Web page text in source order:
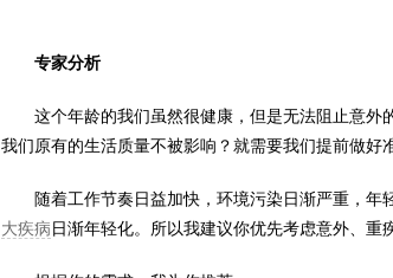
专家分析
这个年龄的我们虽然很健康，但是无法阻止意外
我们原有的生活质量不被影响？就需要我们提前做好
随着工作节奏日益加快，环境污染日渐严重，年
大疾病 日渐年轻化。所以我建议你优先考虑意外、重